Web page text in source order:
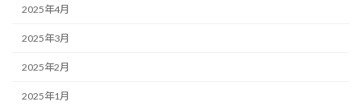
2025年4月
2025年3月
2025年2月
2025年1月